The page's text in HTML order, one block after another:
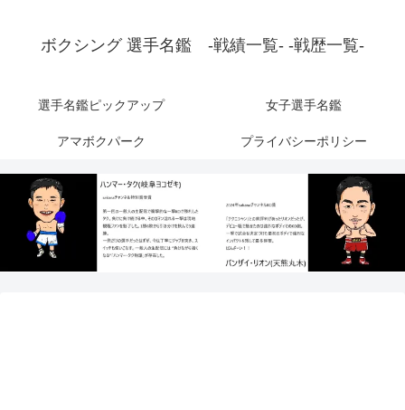
ボクシング 選手名鑑 -戦績一覧- -戦歴一覧-
選手名鑑ピックアップ 女子選手名鑑
アマボクパーク プライバシーポリシー